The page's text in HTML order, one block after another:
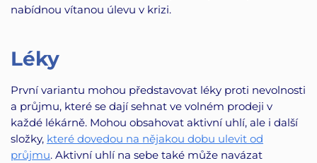
nabídnou vítanou úlevu v krizi.
Léky
První variantu mohou představovat léky proti nevolnosti
a průjmu, které se dají sehnat ve volném prodeji v
každé lékárně. Mohou obsahovat aktivní uhlí, ale i další
složky, které dovedou na nějakou dobu ulevit od
průjmu. Aktivní uhlí na sebe také může navázat